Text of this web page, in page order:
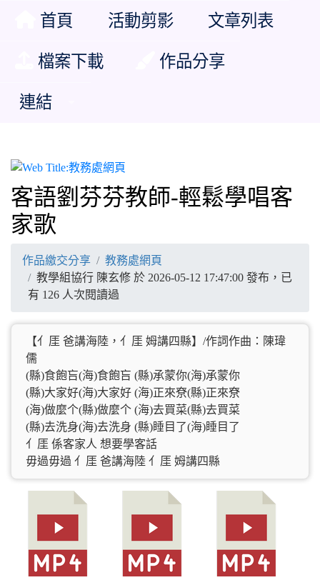
首頁 活動剪影 文章列表
檔案下載 作品分享
連結
客語劉芬芬教師-輕鬆學唱客
家歌
作品繳交分享
教務處網頁
教學組協行 陳玄修 於 2026-05-12 17:47:00 發布，已
有 126 人次閱讀過
【亻厓 爸講海陸，亻厓 姆講四縣】/作詞作曲：陳瑋
儒
(縣)食飽吂(海)食飽吂 (縣)承蒙你(海)承蒙你
(縣)大家好(海)大家好 (海)正來尞(縣)正來尞
(海)做麼个(縣)做麼个 (海)去買菜(縣)去買菜
(縣)去洗身(海)去洗身 (縣)睡目了(海)睡目了
亻厓 係客家人 想要學客話
毋過毋過 亻厓 爸講海陸 亻厓 姆講四縣